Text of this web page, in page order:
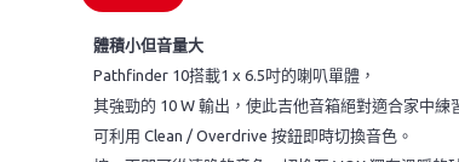
體積小但音量大
Pathfinder 10搭載1 x 6.5吋的喇叭單體，
其強勁的 10 W 輸出，使此吉他音箱絕對適合家中練
可利用 Clean / Overdrive 按鈕即時切換音色。